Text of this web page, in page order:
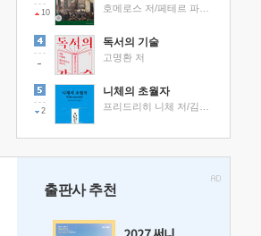
10
독서의 기술
고명환 저
2
니체의 초월자
출판사 추천